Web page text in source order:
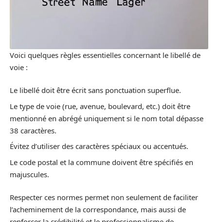
Voici quelques règles essentielles concernant le libellé de
voie :
Le libellé doit être écrit sans ponctuation superflue.
Le type de voie (rue, avenue, boulevard, etc.) doit être
mentionné en abrégé uniquement si le nom total dépasse
38 caractères.
Évitez d’utiliser des caractères spéciaux ou accentués.
Le code postal et la commune doivent être spécifiés en
majuscules.
Respecter ces normes permet non seulement de faciliter
l’acheminement de la correspondance, mais aussi de